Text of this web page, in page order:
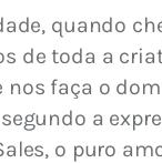
quando
de toda a
nos faça o
a
o puro